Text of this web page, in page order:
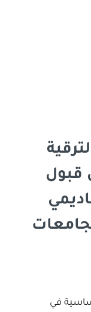
قبول
في